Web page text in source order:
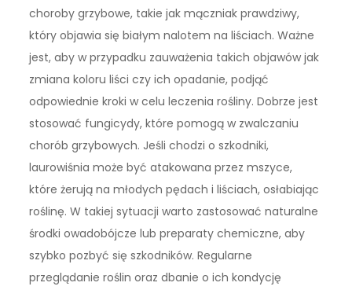
choroby grzybowe, takie jak mączniak prawdziwy,
który objawia się białym nalotem na liściach. Ważne
jest, aby w przypadku zauważenia takich objawów jak
zmiana koloru liści czy ich opadanie, podjąć
odpowiednie kroki w celu leczenia rośliny. Dobrze jest
stosować fungicydy, które pomogą w zwalczaniu
chorób grzybowych. Jeśli chodzi o szkodniki,
laurowiśnia może być atakowana przez mszyce,
które żerują na młodych pędach i liściach, osłabiając
roślinę. W takiej sytuacji warto zastosować naturalne
środki owadobójcze lub preparaty chemiczne, aby
szybko pozbyć się szkodników. Regularne
przeglądanie roślin oraz dbanie o ich kondycję